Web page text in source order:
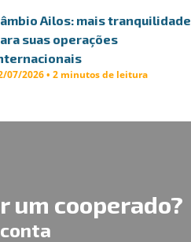
Ailos: mais tranquilidade
suas operações
07/2026 • 2 minutos de leitura
um cooperado?